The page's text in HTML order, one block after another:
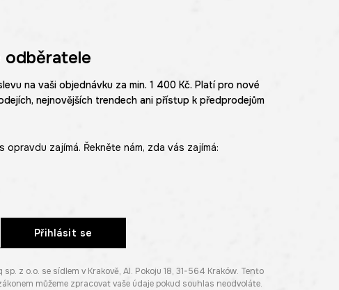
odběratele
na vaši objednávku za min. 1 400 Kč. Platí pro nové
nejnovějších trendech ani přístup k předprodejům
zajímá. Řekněte nám, zda vás zajímá:
Přihlásit se
z o.o. se sídlem v Krakově, Al. Pokoju 18, 31-564 Kraków. Tento
můžeme zpracovat vaše údaje pokud souhlas neodvoláte.